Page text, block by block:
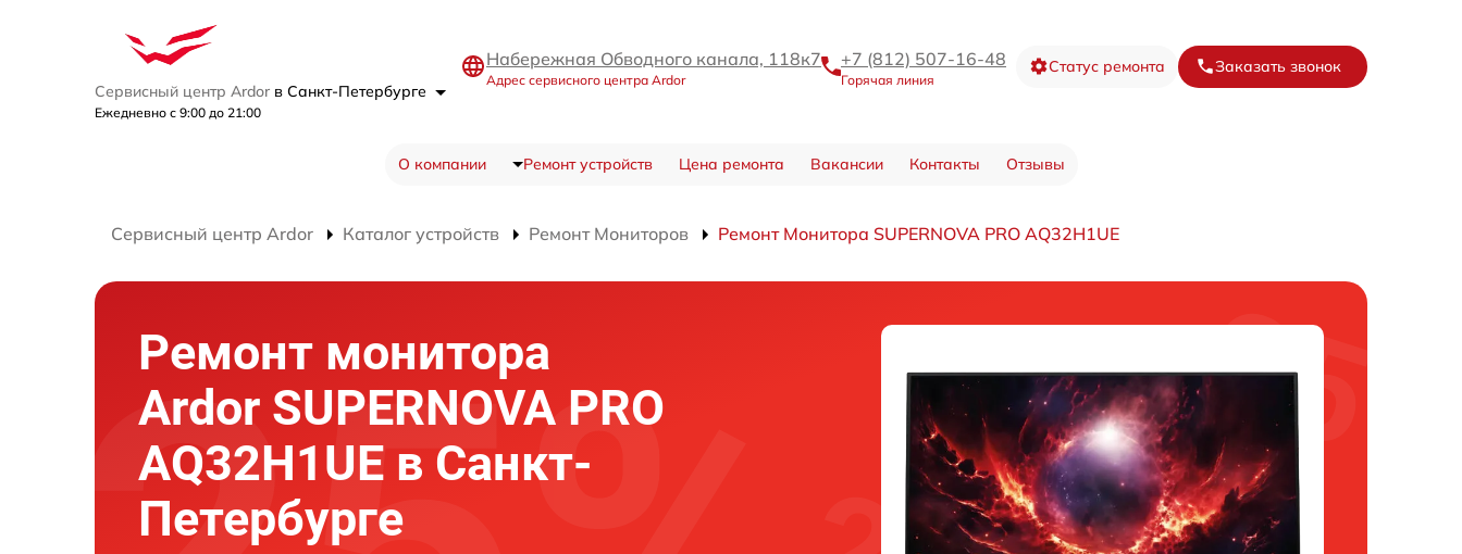
Сервисный центр Ardor в Санкт-Петербурге
Ежедневно с 9:00 до 21:00
Набережная Обводного канала, 118к7
Адрес сервисного центра Ardor
+7 (812) 507-16-48
Горячая линия
Статус ремонта Заказать звонок
О компании Ремонт устройств Цена ремонта Вакансии Контакты Отзывы
Сервисный центр Ardor Каталог устройств Ремонт Мониторов Ремонт Монитора SUPERNOVA PRO AQ32H1UE
Ремонт монитора
Ardor SUPERNOVA PRO
AQ32H1UE в Санкт-
Петербурге